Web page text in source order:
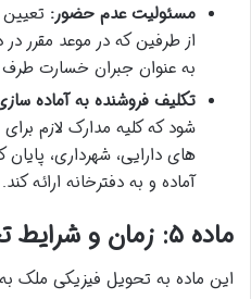
مسئولیت عدم حضور:
از طرفین که در موعد مقرر
به عنوان جبران خسارت طرف
تکلیف فروشنده به آماده
شود که کلیه مدارک لازم
های دارایی، شهرداری،
آماده و به دفترخانه ارائه کند.
ماده ۵: زمان و شرایط تحویل (تسلیم) ملک
این ماده به تحویل فیزیکی ملک